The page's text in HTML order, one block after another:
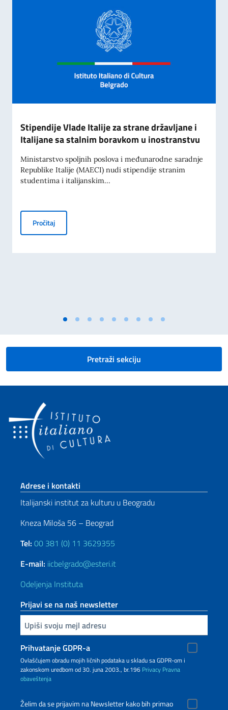
Stipendije Vlade Italije za strane državljane i
Italijane sa stalnim boravkom u inostranstvu
Ministarstvo spoljnih poslova i međunarodne saradnje
Republike Italije (MAECI) nudi stipendije stranim
studentima i italijanskim...
PročitajStipendije Vlade Italije za strane državljane i Italijane
Pretraži sekciju
Footer section
Adrese i kontakti
Italijanski institut za kulturu u Beogradu
Kneza Miloša 56 – Beograd
Tel: 00 381 (0) 11 3629355
E-mail: iicbelgrado@esteri.it
Odeljenja Instituta
Prijavi se na naš newsletter
Upiši vaš imejl
Prihvatanje GDPR-a
Ovlašćujem obradu mojih ličnih podataka u skladu sa GDPR-om i
zakonskom uredbom od 30. juna 2003., br.196 Privacy Pravna
obaveštenja
Želim da se prijavim na Newsletter kako bih primao